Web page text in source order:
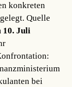
konkreten
Quelle
10. Juli
bei